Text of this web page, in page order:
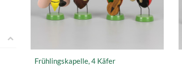
Frühlingskapelle, 4 Käfer